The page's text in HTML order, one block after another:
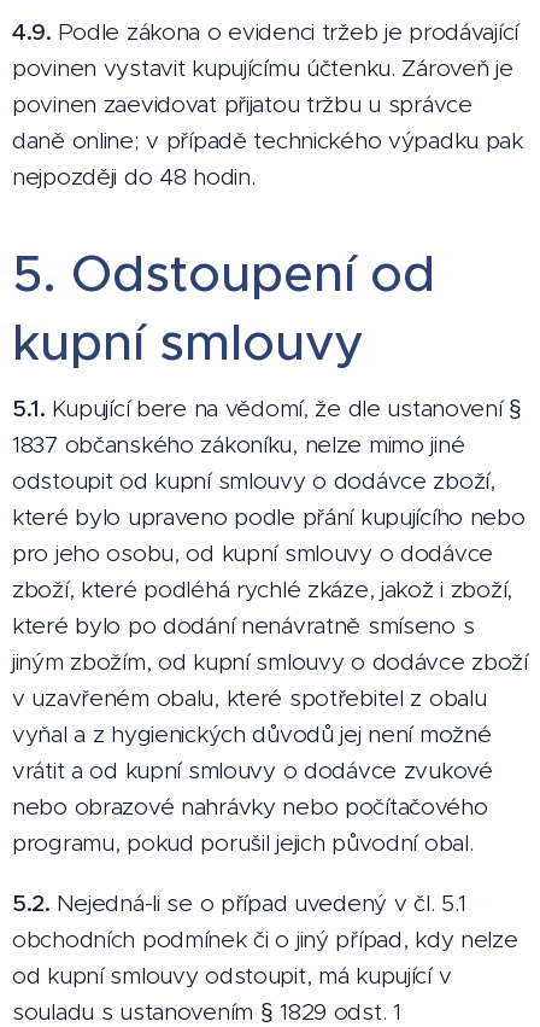
4.9. Podle zákona o evidenci tržeb je prodávající
povinen vystavit kupujícímu účtenku. Zároveň je
povinen zaevidovat přijatou tržbu u správce
daně online; v případě technického výpadku pak
nejpozději do 48 hodin.
5. Odstoupení od
kupní smlouvy
5.1. Kupující bere na vědomí, že dle ustanovení §
1837 občanského zákoníku, nelze mimo jiné
odstoupit od kupní smlouvy o dodávce zboží,
které bylo upraveno podle přání kupujícího nebo
pro jeho osobu, od kupní smlouvy o dodávce
zboží, které podléhá rychlé zkáze, jakož i zboží,
které bylo po dodání nenávratně smíseno s
jiným zbožím, od kupní smlouvy o dodávce zboží
v uzavřeném obalu, které spotřebitel z obalu
vyňal a z hygienických důvodů jej není možné
vrátit a od kupní smlouvy o dodávce zvukové
nebo obrazové nahrávky nebo počítačového
programu, pokud porušil jejich původní obal.
5.2. Nejedná-li se o případ uvedený v čl. 5.1
obchodních podmínek či o jiný případ, kdy nelze
od kupní smlouvy odstoupit, má kupující v
souladu s ustanovením § 1829 odst. 1